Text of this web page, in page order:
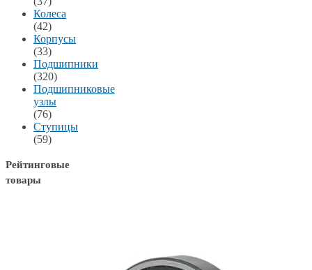
Колеса
(42)
Корпусы
(33)
Подшипники
(320)
Подшипниковые
узлы
(76)
Ступицы
(59)
Рейтинговые
товары